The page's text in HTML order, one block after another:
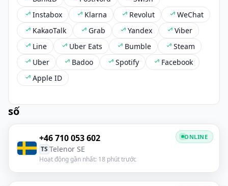
Instabox
Klarna Revolut
WeChat
KakaoTalk
Grab Yandex
Viber
Line
Uber Eats Bumble
Steam
Uber
Badoo Spotify
Facebook
Apple ID
số
+46 710 053 602
TS Telenor SE
Hoạt động gần nhất: 18 phút trước
ONLINE